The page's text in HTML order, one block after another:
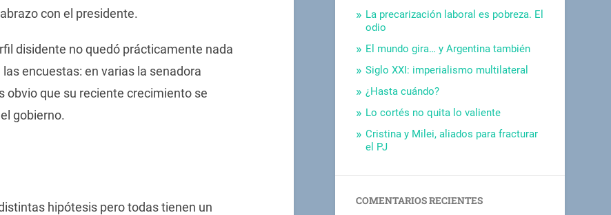
con el presidente.
disidente no quedó prácticamente nada
encuestas: en varias la senadora
obvio que su reciente crecimiento se
gobierno.
hipótesis pero todas tienen un
La precarización laboral es pobreza. El
odio
El mundo gira… y Argentina también
Siglo XXI: imperialismo multilateral
¿Hasta cuándo?
Lo cortés no quita lo valiente
Cristina y Milei, aliados para fracturar
el PJ
COMENTARIOS RECIENTES